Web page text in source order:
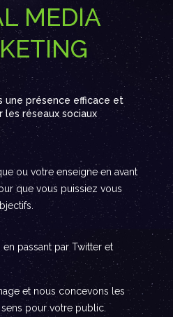
MEDIA
une présence efficace et
les réseaux sociaux
ou votre enseigne en avant
que vous puissiez vous
passant par Twitter et
et nous concevons les
pour votre public.